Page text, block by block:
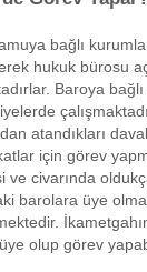
bağlı
hukuk bürosu
Baroya
atandıkları
için görev
ve civarında
barolara üye
olup görev